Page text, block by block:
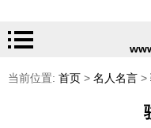
当前位置: 首页 > 名人名言 >